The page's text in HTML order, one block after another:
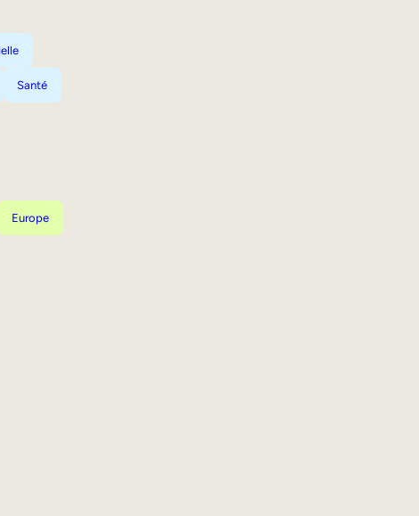
Santé
Europe